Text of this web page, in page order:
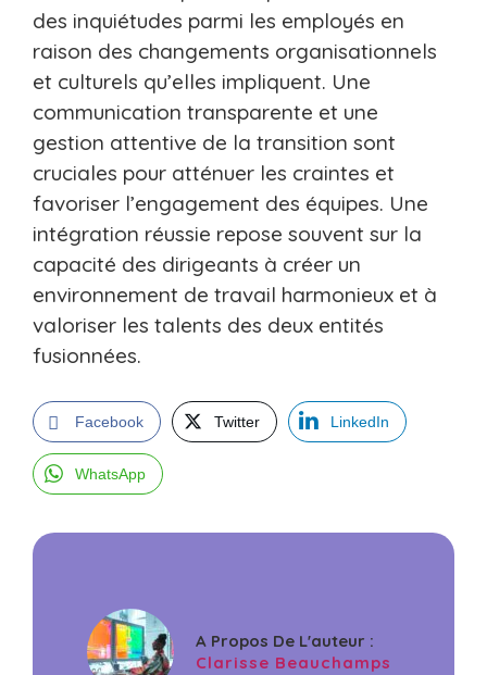
des inquiétudes parmi les employés en
raison des changements organisationnels
et culturels qu’elles impliquent. Une
communication transparente et une
gestion attentive de la transition sont
cruciales pour atténuer les craintes et
favoriser l’engagement des équipes. Une
intégration réussie repose souvent sur la
capacité des dirigeants à créer un
environnement de travail harmonieux et à
valoriser les talents des deux entités
fusionnées.
Facebook Twitter LinkedIn
WhatsApp
A Propos De L'auteur :
Clarisse Beauchamps